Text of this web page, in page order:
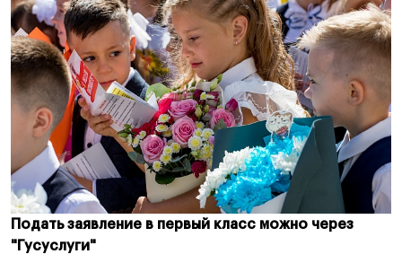
Подать заявление в первый класс можно через
"Гусуслуги"